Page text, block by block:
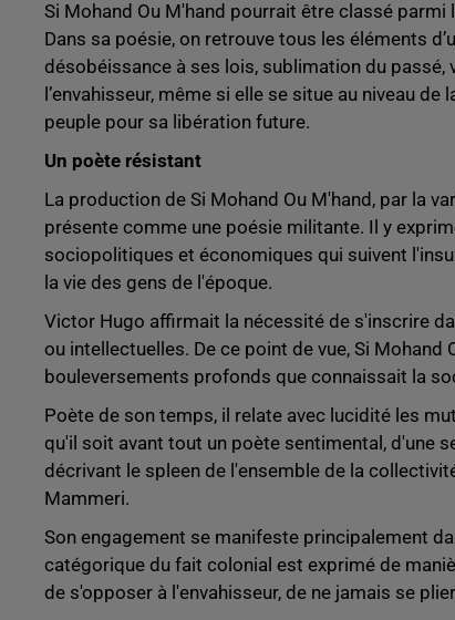
Si Mohand Ou M'hand pourrait être classé
Dans sa poésie, on retrouve tous les éléments
désobéissance à ses lois, sublimation du
l’envahisseur, même si elle se situe au niveau
peuple pour sa libération future.
Un poète résistant
La production de Si Mohand Ou M'hand, par la
présente comme une poésie militante. Il y
sociopolitiques et économiques qui suivent
la vie des gens de l'époque.
Victor Hugo affirmait la nécessité de s'inscrire
ou intellectuelles. De ce point de vue, Si
bouleversements profonds que connaissait la
Poète de son temps, il relate avec lucidité les
qu'il soit avant tout un poète sentimental, d'une
décrivant le spleen de l'ensemble de la
Mammeri.
Son engagement se manifeste principalement
catégorique du fait colonial est exprimé de
de s'opposer à l'envahisseur, de ne jamais se